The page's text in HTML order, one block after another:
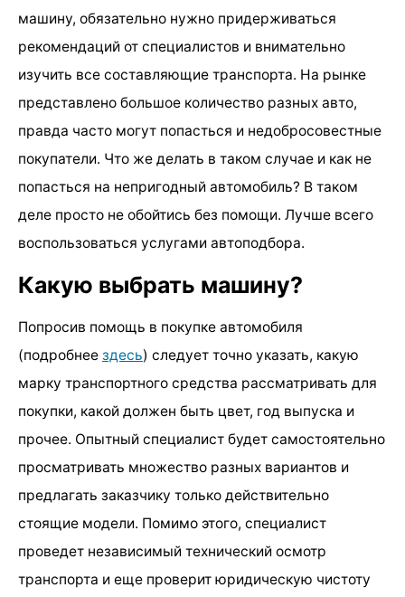
машину, обязательно нужно придерживаться
рекомендаций от специалистов и внимательно
изучить все составляющие транспорта. На рынке
представлено большое количество разных авто,
правда часто могут попасться и недобросовестные
покупатели. Что же делать в таком случае и как не
попасться на непригодный автомобиль? В таком
деле просто не обойтись без помощи. Лучше всего
воспользоваться услугами автоподбора.
Какую выбрать машину?
Попросив помощь в покупке автомобиля
(подробнее здесь) следует точно указать, какую
марку транспортного средства рассматривать для
покупки, какой должен быть цвет, год выпуска и
прочее. Опытный специалист будет самостоятельно
просматривать множество разных вариантов и
предлагать заказчику только действительно
стоящие модели. Помимо этого, специалист
проведет независимый технический осмотр
транспорта и еще проверит юридическую чистоту